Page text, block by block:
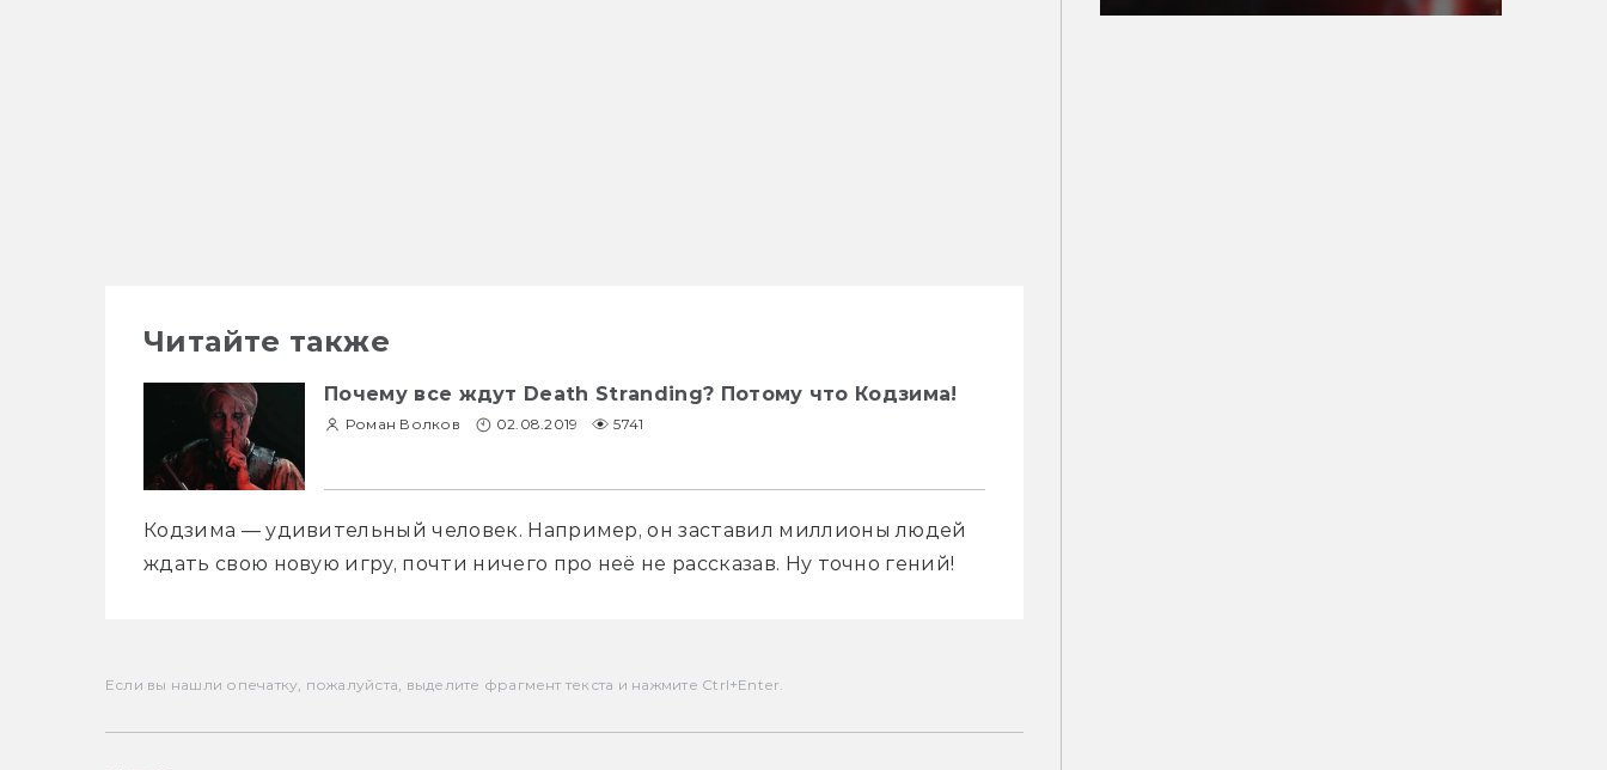
Читайте также
Почему все ждут Death Stranding? Потому что Кодзима!
Роман Волков 02.08.2019 5741
Кодзима — удивительный человек. Например, он заставил миллионы людей
ждать свою новую игру, почти ничего про неё не рассказав. Ну точно гений!
Если вы нашли опечатку, пожалуйста, выделите фрагмент текста и нажмите Ctrl+Enter.